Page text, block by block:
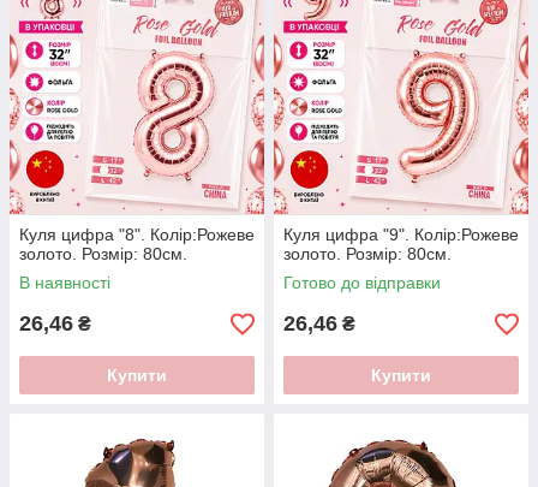
Куля цифра "8". Колір:Рожеве
золото. Розмір: 80см.
В наявності
26,46 ₴
Купити
Куля цифра "9". Колір:Рожеве
золото. Розмір: 80см.
Готово до відправки
26,46 ₴
Купити